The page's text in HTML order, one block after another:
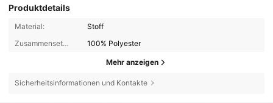
Produktdetails
Material:
Stoff
Zusammensetzung:
100% Polyester
Mehr anzeigen
Sicherheitsinformationen und Kontakte